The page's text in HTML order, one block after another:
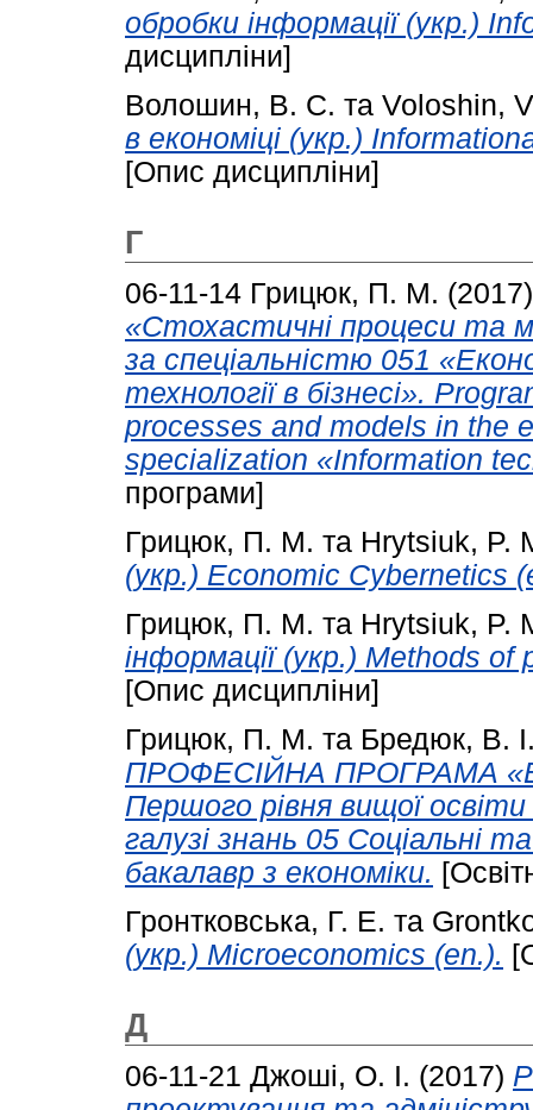
обробки інформації (укр.)
дисципліни]
Волошин, В. С. та Voloshin,
в економіці (укр.)
[Опис дисципліни]
Г
06-11-14 Грицюк, П. М.
«Стохастичні процеси та
за спеціальністю 051
технології в бізнесі».
processes and models in the
specialization «Information
програми]
Грицюк, П. М. та Hrytsiuk, P.
(укр.) Economic Cybernetics
Грицюк, П. М. та Hrytsiuk, P.
інформації (укр.) Methods
[Опис дисципліни]
Грицюк, П. М. та Бредюк, В.
ПРОФЕСІЙНА ПРОГРАМА
Першого рівня вищої
галузі знань 05 Соціальні
бакалавр з економіки.
Гронтковська, Г. Е. та
(укр.) Microeconomics (en.).
Д
06-11-21 Джоші, О. І. (2017)